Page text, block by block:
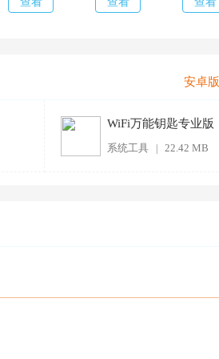
安卓版
WiFi万能钥匙专业版
系统工具 | 22.42 MB